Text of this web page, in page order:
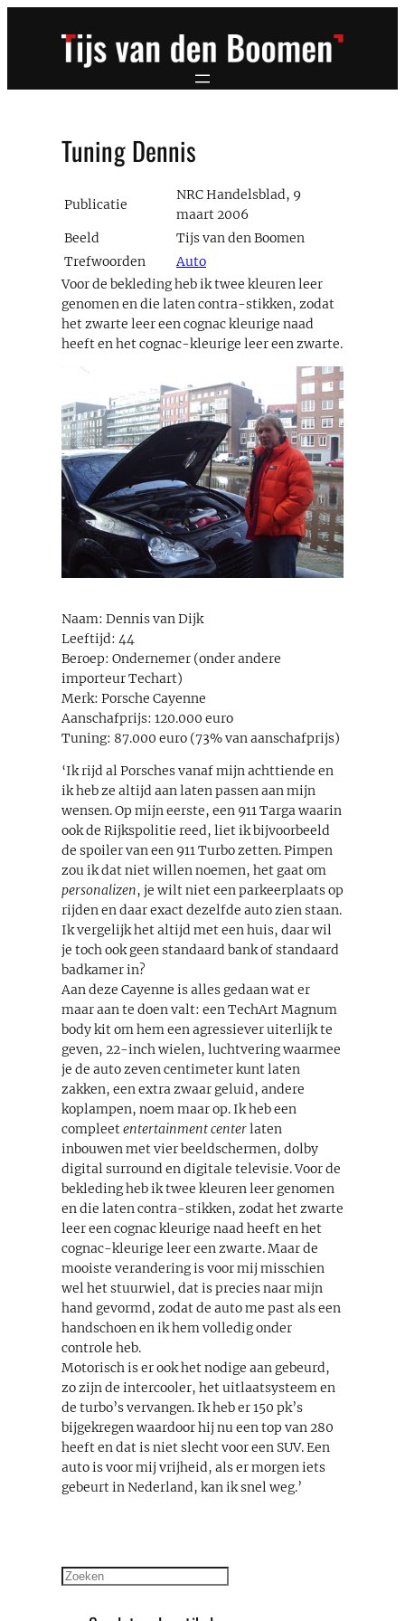
Tuning Dennis
Publicatie
NRC Handelsblad, 9
maart 2006
Beeld
Tijs van den Boomen
Trefwoorden
Auto
Voor de bekleding heb ik twee kleuren leer
genomen en die laten contra-stikken, zodat
het zwarte leer een cognac kleurige naad
heeft en het cognac-kleurige leer een zwarte.
Naam: Dennis van Dijk
Leeftijd: 44
Beroep: Ondernemer (onder andere
importeur Techart)
Merk: Porsche Cayenne
Aanschafprijs: 120.000 euro
Tuning: 87.000 euro (73% van aanschafprijs)
‘Ik rijd al Porsches vanaf mijn achttiende en
ik heb ze altijd aan laten passen aan mijn
wensen. Op mijn eerste, een 911 Targa waarin
ook de Rijkspolitie reed, liet ik bijvoorbeeld
de spoiler van een 911 Turbo zetten. Pimpen
zou ik dat niet willen noemen, het gaat om
personalizen, je wilt niet een parkeerplaats op
rijden en daar exact dezelfde auto zien staan.
Ik vergelijk het altijd met een huis, daar wil
je toch ook geen standaard bank of standaard
badkamer in?
Aan deze Cayenne is alles gedaan wat er
maar aan te doen valt: een TechArt Magnum
body kit om hem een agressiever uiterlijk te
geven, 22-inch wielen, luchtvering waarmee
je de auto zeven centimeter kunt laten
zakken, een extra zwaar geluid, andere
koplampen, noem maar op. Ik heb een
compleetentertainment centerlaten
inbouwen met vier beeldschermen, dolby
digital surround en digitale televisie. Voor de
bekleding heb ik twee kleuren leer genomen
en die laten contra-stikken, zodat het zwarte
leer een cognac kleurige naad heeft en het
cognac-kleurige leer een zwarte. Maar de
mooiste verandering is voor mij misschien
wel het stuurwiel, dat is precies naar mijn
hand gevormd, zodat de auto me past als een
handschoen en ik hem volledig onder
controle heb.
Motorisch is er ook het nodige aan gebeurd,
zo zijn de intercooler, het uitlaatsysteem en
de turbo’s vervangen. Ik heb er 150 pk’s
bijgekregen waardoor hij nu een top van 280
heeft en dat is niet slecht voor een SUV. Een
auto is voor mij vrijheid, als er morgen iets
gebeurt in Nederland, kan ik snel weg.’
Zoeken